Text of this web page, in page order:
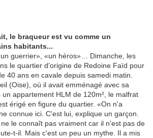
le braqueur est vu comme un
habitants...
guerrier», «un héros»… Dimanche, les
le quartier d'origine de Redoine Faïd pour
40 ans en cavale depuis samedi matin.
(Oise), où il avait emménagé avec sa
appartement HLM de 120m², le malfrat
érigé en figure du quartier. «On n'a
connue ici. C'est lui, explique un garçon.
le connaît pas vraiment car il n'est pas de
t-il. Mais c'est un peu un mythe. Il a mis